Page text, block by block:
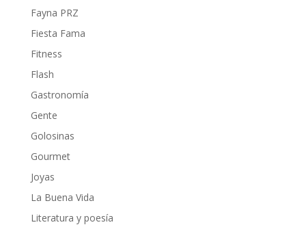
Fayna PRZ
Fiesta Fama
Fitness
Flash
Gastronomía
Gente
Golosinas
Gourmet
Joyas
La Buena Vida
Literatura y poesía